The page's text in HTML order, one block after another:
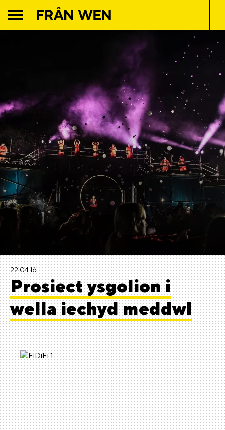
22.04.16
Prosiect ysgolion i
wella iechyd meddwl